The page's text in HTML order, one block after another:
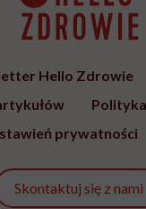
Hello Zdrowie
prywatności
Skontaktuj się z nami